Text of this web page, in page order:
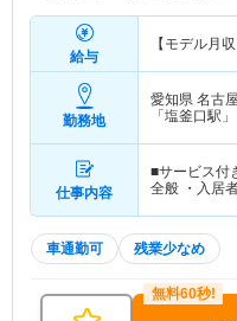
給与
【モデル月収
勤務地
愛知県 名古
「塩釜口駅
仕事内容
■サービス付
全般 ・入居
車通勤可 残業少なめ